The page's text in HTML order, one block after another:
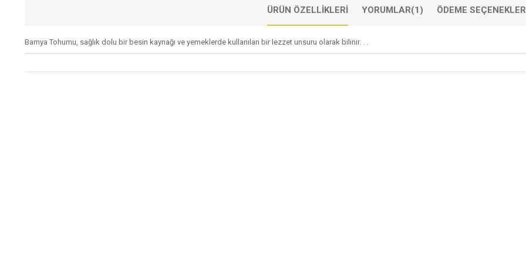
ÜRÜN ÖZELLIKLERI YORUMLAR(1) ÖDEME
Bamya Tohumu, sağlık dolu bir besin kaynağı ve yemeklerde kullanılan bir lezzet unsuru olarak bilinir. . .